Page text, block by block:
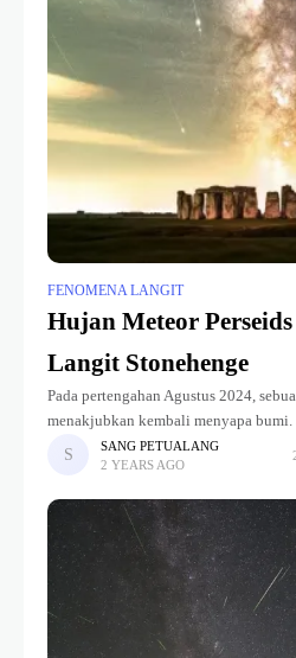
FENOMENA LANGIT
Hujan Meteor
Langit Stonehenge
Pada pertengahan Agustus 2024,
menakjubkan kembali menyapa bumi.
Perseid, yang terjadi setiap tahun,
langit dan fotografer di seluruh
SANG PETUALANG
2 YEARS AGO